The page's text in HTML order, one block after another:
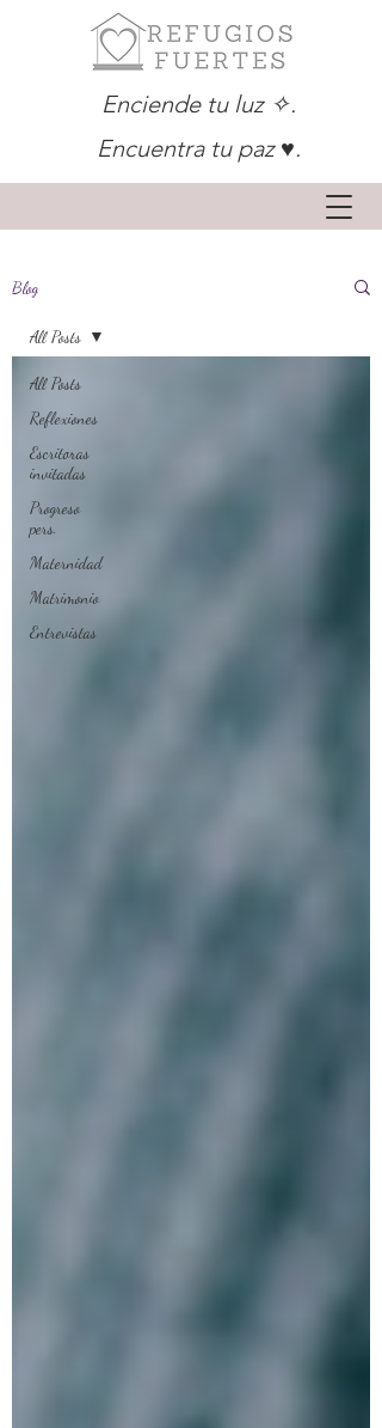
Enciende tu luz ✧.
Encuentra tu paz ♥.
Blog
All Posts
Reflexiones
Escritoras
invitadas
Progreso
pers.
Maternidad
Matrimonio
Entrevistas
All Posts